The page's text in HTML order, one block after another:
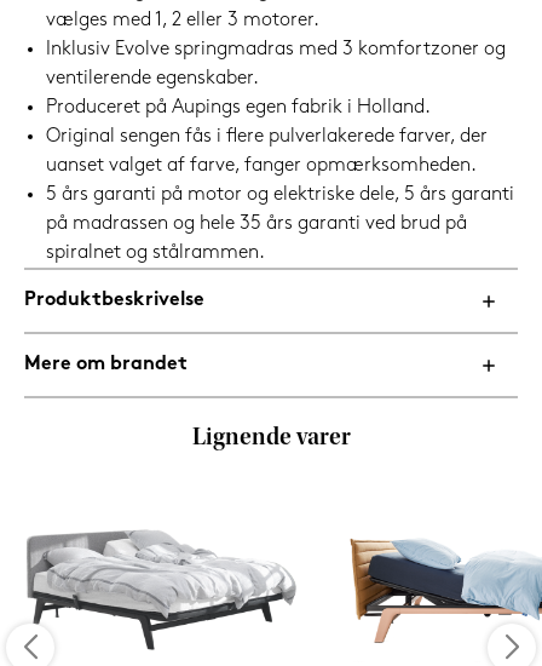
vælges med 1, 2 eller 3 motorer.
Inklusiv Evolve springmadras med 3 komfortzoner og
ventilerende egenskaber.
Produceret på Aupings egen fabrik i Holland.
Original sengen fås i flere pulverlakerede farver, der
uanset valget af farve, fanger opmærksomheden.
5 års garanti på motor og elektriske dele, 5 års garanti
på madrassen og hele 35 års garanti ved brud på
spiralnet og stålrammen.
Produktbeskrivelse
Mere om brandet
Lignende varer